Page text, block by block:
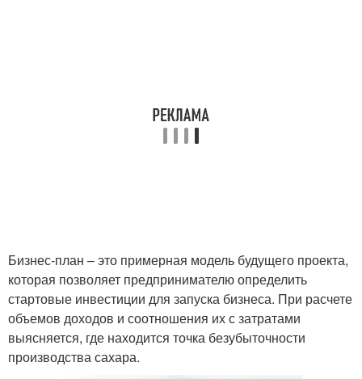
Бизнес-план – это примерная модель будущего проекта,
которая позволяет предпринимателю определить
стартовые инвестиции для запуска бизнеса. При расчете
объемов доходов и соотношения их с затратами
выясняется, где находится точка безубыточности
производства сахара.